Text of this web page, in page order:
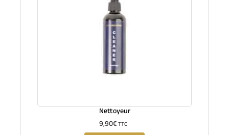
Nettoyeur
9,90€TTC